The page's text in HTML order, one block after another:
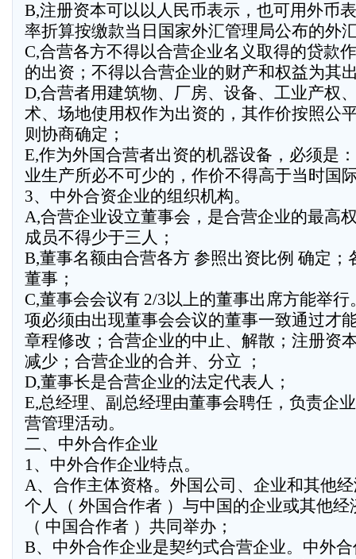
B,注册资本可以以人民币表示，也可用外币
率折算按缴款当日国家外汇管理局公布的外
C,合营各方不得以合营企业名义取得的贷款
的出资；不得以合营企业的财产和权益为其
D,合营者用建筑物、厂房、设备、工业产权
术、场地使用权作为出资的，其作价按照公
则协商确定；
E,作为外国合营者出资的机器设备，必须是
业生产所必不可少的，作价不得高于当时国
3、中外合资企业的组织机构。
A,合营企业设立董事会，是合营企业的最高
成员不得少于三人；
B,董事名额由合营各方 参照出资比例 确定；
董事；
C,董事会会议有 2/3以上的董事出席方能举行
项必须由出现董事会会议的董事一致通过才
章程修改；合营企业的中止、解散；注册资
减少；合营企业的合并、分立 ；
D,董事长是合营企业的法定代表人；
E,总经理、副总经理由董事会聘任，负责企
营管理活动。
二、中外合作企业
1、中外合作企业特点。
A、合作主体资格。外国公司、企业和其他
个人（ 外国合作者 ）与中国的企业或其他经
（ 中国合作者 ）共同举办；
B、中外合作企业是契约式合营企业。中外